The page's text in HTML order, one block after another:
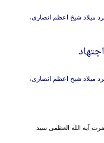
میلاد شیخ اعظم انصاری،
میلاد شیخ اعظم انصاری،
آیه الله العظمی سید